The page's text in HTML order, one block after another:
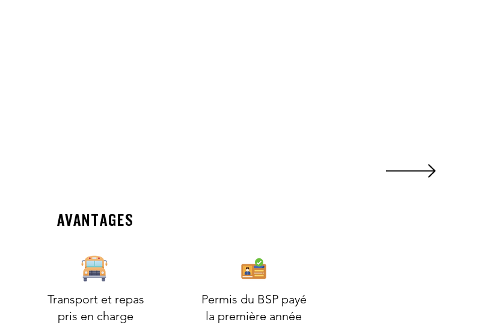
AVANTAGES
Transport et repas
pris en charge
Permis du BSP payé
la première année